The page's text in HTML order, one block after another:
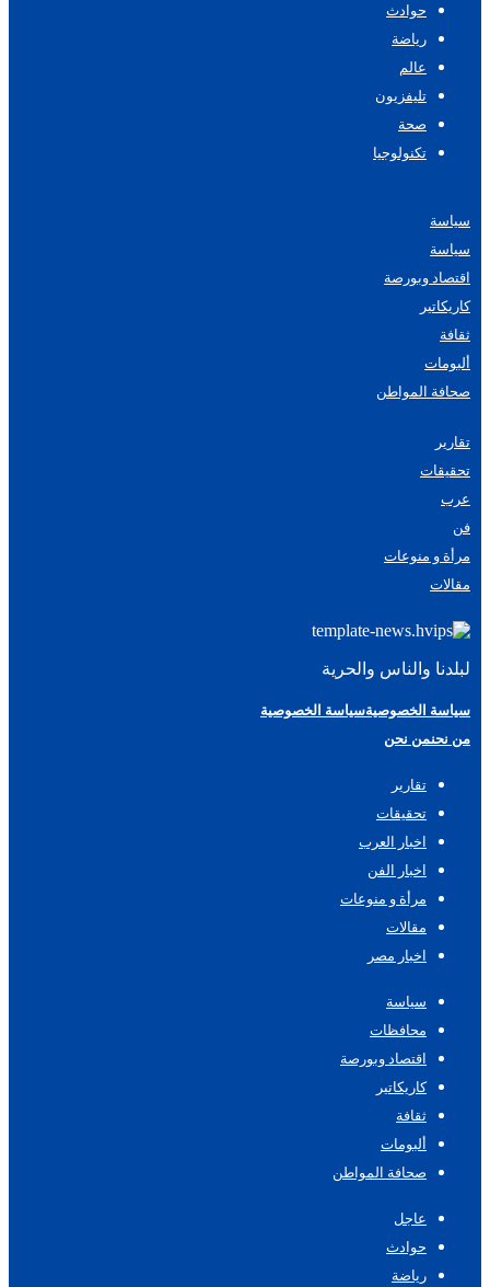
حوادث
رياضة
عالم
تليفزيون
صحة
تكنولوجيا
سياسة
سياسة
اقتصاد وبورصة
كاريكاتير
ثقافة
ألبومات
صحافة المواطن
تقارير
تحقيقات
عرب
فن
مرأة و منوعات
مقالات
لبلدنا والناس والحرية
سياسة الخصوصيةسياسة الخصوصية
من نحنمن نحن
تقارير
تحقيقات
اخبار العرب
اخبار الفن
مرأة و منوعات
مقالات
اخبار مصر
سياسة
محافظات
اقتصاد وبورصة
كاريكاتير
ثقافة
ألبومات
صحافة المواطن
عاجل
حوادث
رياضة